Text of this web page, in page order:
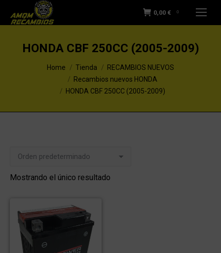
0,00 € 0
HONDA CBF 250CC (2005-2009)
You are here:Home Tienda
RECAMBIOS NUEVOS
Recambios nuevos HONDA
HONDA CBF 250CC (2005-2009)
Mostrando el único resultado